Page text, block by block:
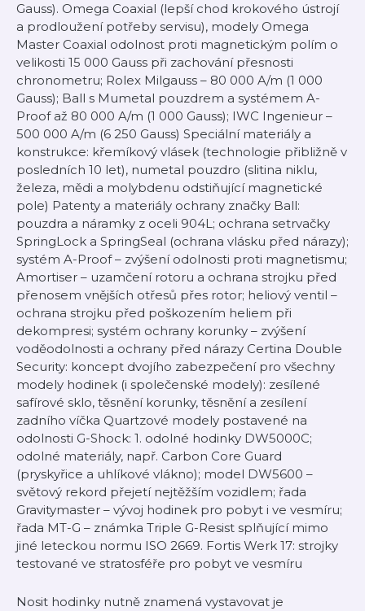
Gauss). Omega Coaxial (lepší chod krokového ústrojí
a prodloužení potřeby servisu), modely Omega
Master Coaxial odolnost proti magnetickým polím o
velikosti 15 000 Gauss při zachování přesnosti
chronometru; Rolex Milgauss – 80 000 A/m (1 000
Gauss); Ball s Mumetal pouzdrem a systémem A-
Proof až 80 000 A/m (1 000 Gauss); IWC Ingenieur –
500 000 A/m (6 250 Gauss) Speciální materiály a
konstrukce: křemíkový vlásek (technologie přibližně v
posledních 10 let), numetal pouzdro (slitina niklu,
železa, mědi a molybdenu odstiňující magnetické
pole) Patenty a materiály ochrany značky Ball:
pouzdra a náramky z oceli 904L; ochrana setrvačky
SpringLock a SpringSeal (ochrana vlásku před nárazy);
systém A-Proof – zvýšení odolnosti proti magnetismu;
Amortiser – uzamčení rotoru a ochrana strojku před
přenosem vnějších otřesů přes rotor; heliový ventil –
ochrana strojku před poškozením heliem při
dekompresi; systém ochrany korunky – zvýšení
voděodolnosti a ochrany před nárazy Certina Double
Security: koncept dvojího zabezpečení pro všechny
modely hodinek (i společenské modely): zesílené
safírové sklo, těsnění korunky, těsnění a zesílení
zadního víčka Quartzové modely postavené na
odolnosti G-Shock: 1. odolné hodinky DW5000C;
odolné materiály, např. Carbon Core Guard
(pryskyřice a uhlíkové vlákno); model DW5600 –
světový rekord přejetí nejtěžším vozidlem; řada
Gravitymaster – vývoj hodinek pro pobyt i ve vesmíru;
řada MT-G – známka Triple G-Resist splňující mimo
jiné leteckou normu ISO 2669. Fortis Werk 17: strojky
testované ve stratosféře pro pobyt ve vesmíru
Nosit hodinky nutně znamená vystavovat je